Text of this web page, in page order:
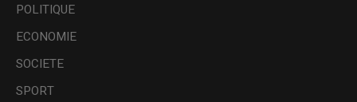
POLITIQUE
ECONOMIE
SOCIETE
SPORT